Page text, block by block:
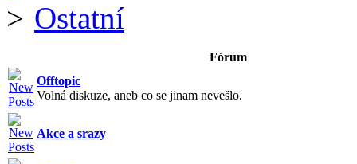
Ostatní
Fórum
Offtopic
Volná diskuze, aneb co se jinam nevešlo.
Akce a srazy